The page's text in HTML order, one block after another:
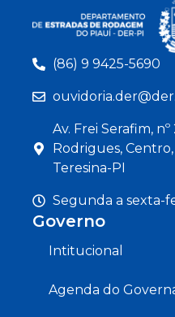
(86) 9 9425-5690
Av. Frei Serafim,
Rodrigues,
Teresina-PI
Segunda a sexta-
Governo
Intitucional
Agenda do